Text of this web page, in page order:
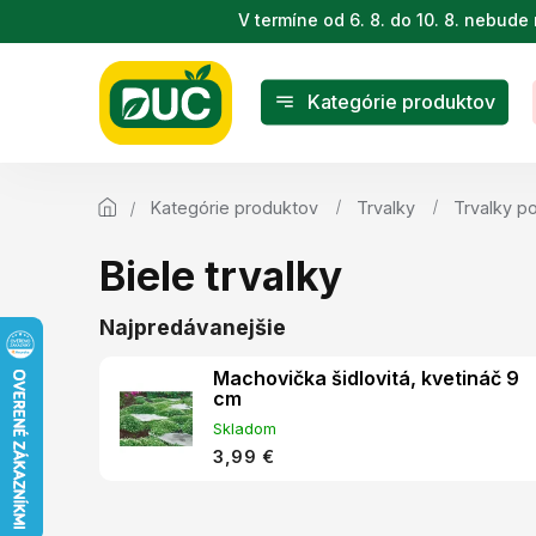
na
V termíne od 6. 8. do 10. 8.
Kategórie produktov
Kategórie produktov Trvalky Trvalky
Biele trvalky
Najpredávanejšie
Machovička šidlovitá, kvetináč 9
cm
Skladom
3,99 €